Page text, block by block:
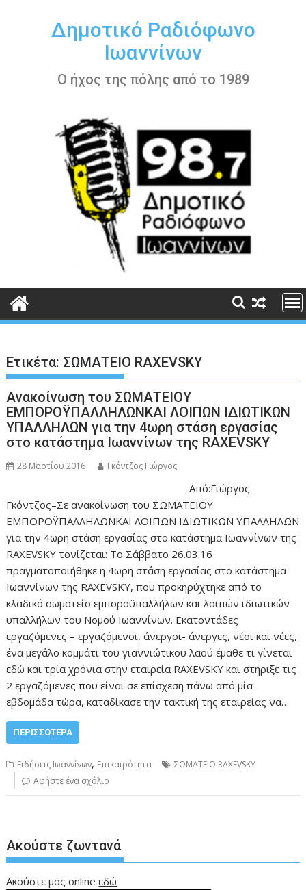
περιεχόμενοΔημοτικό Ραδιόφωνο
Ιωαννίνων
Ο ήχος της πόλης από το 1989
Ετικέτα: ΣΩΜΑΤΕΙΟ RAXEVSKY
Ανακοίνωση του ΣΩΜΑΤΕΙΟΥ
ΕΜΠΟΡΟΫΠΑΛΛΗΛΩΝΚΑΙ ΛΟΙΠΩΝ ΙΔΙΩΤΙΚΩΝ
ΥΠΑΛΛΗΛΩΝ για την 4ωρη στάση εργασίας
στο κατάστημα Ιωαννίνων της RAXEVSKY
28 Μαρτίου 2016 Γκόντζος Γιώργος
Από:Γιώργος
Γκόντζος–Σε ανακοίνωση του ΣΩΜΑΤΕΙΟΥ
ΕΜΠΟΡΟΫΠΑΛΛΗΛΩΝΚΑΙ ΛΟΙΠΩΝ ΙΔΙΩΤΙΚΩΝ ΥΠΑΛΛΗΛΩΝ
για την 4ωρη στάση εργασίας στο κατάστημα Ιωαννίνων της
RAXEVSKY τονίζεται: Το Σάββατο 26.03.16
πραγματοποιήθηκε η 4ωρη στάση εργασίας στο κατάστημα
Ιωαννίνων της RAXEVSKY, που προκηρύχτηκε από το
κλαδικό σωματείο εμποροϋπαλλήλων και λοιπών ιδιωτικών
υπαλλήλων του Νομού Ιωαννίνων. Εκατοντάδες
εργαζόμενες – εργαζόμενοι, άνεργοι- άνεργες, νέοι και νέες,
ένα μεγάλο κομμάτι του γιαννιώτικου λαού έμαθε τι γίνεται
εδώ και τρία χρόνια στην εταιρεία RAXEVSKY και στήριξε τις
2 εργαζόμενες που είναι σε επίσχεση πάνω από μία
εβδομάδα τώρα, καταδίκασε την τακτική της εταιρείας να…
ΠΕΡΙΣΣΌΤΕΡΑ
Ειδήσεις Ιωαννίνων, Επικαιρότητα
ΣΩΜΑΤΕΙΟ RAXEVSKY
Αφήστε ένα σχόλιο
Ακούστε ζωντανά
Ακούστε μας onlineεδώ